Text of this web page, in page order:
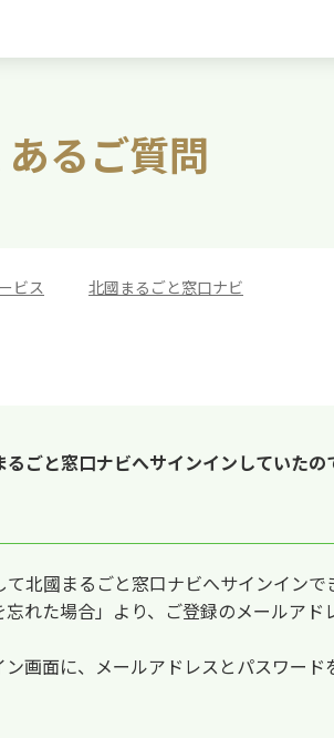
あるご質問
ビス 北國まるごと窓口ナビ
ごと窓口ナビへサインインしていた
北國まるごと窓口ナビへサインインで
れた場合」より、ご登録のメールア
画面に、メールアドレスとパスワー